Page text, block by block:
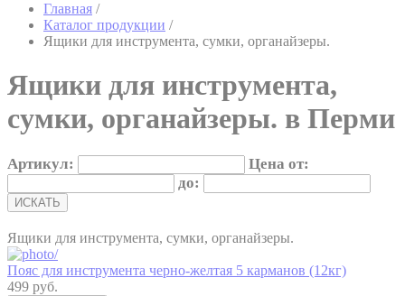
Главная /
Каталог продукции /
Ящики для инструмента, сумки, органайзеры.
Ящики для инструмента,
сумки, органайзеры. в Перми
Артикул:
Цена от:
до:
ИСКАТЬ
Ящики для инструмента, сумки, органайзеры.
Пояс для инструмента черно-желтая 5 карманов (12кг)
499 руб.